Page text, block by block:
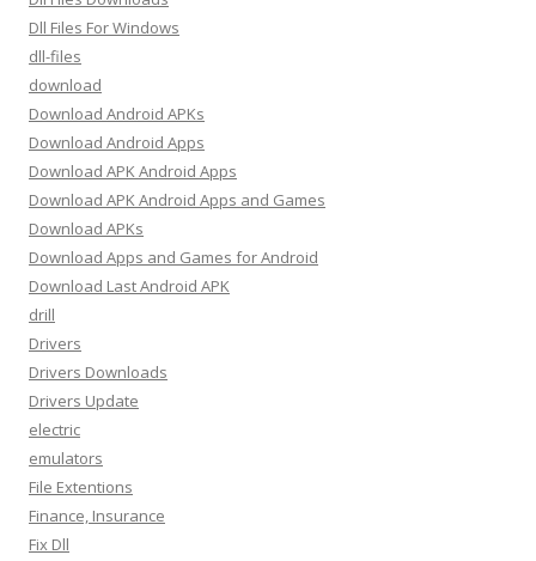
Dll Files For Windows
dll-files
download
Download Android APKs
Download Android Apps
Download APK Android Apps
Download APK Android Apps and Games
Download APKs
Download Apps and Games for Android
Download Last Android APK
drill
Drivers
Drivers Downloads
Drivers Update
electric
emulators
File Extentions
Finance, Insurance
Fix Dll